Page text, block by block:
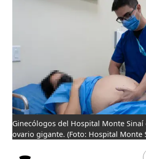
Ginecólogos del Hospital Monte
ovario gigante. (Foto: Hospital Monte